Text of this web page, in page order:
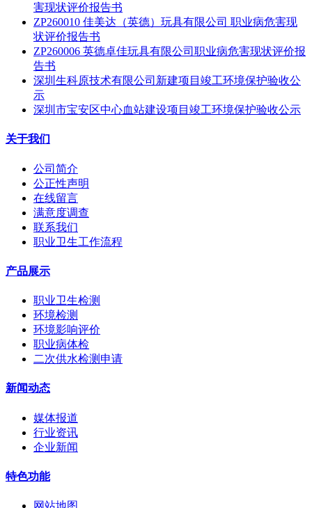
害现状评价报告书
ZP260010 佳美达（英德）玩具有限公司 职业病危害现
状评价报告书
ZP260006 英德卓佳玩具有限公司职业病危害现状评价报
告书
深圳生科原技术有限公司新建项目竣工环境保护验收公
示
深圳市宝安区中心血站建设项目竣工环境保护验收公示
关于我们
公司简介
公正性声明
在线留言
满意度调查
联系我们
职业卫生工作流程
产品展示
职业卫生检测
环境检测
环境影响评价
职业病体检
二次供水检测申请
新闻动态
媒体报道
行业资讯
企业新闻
特色功能